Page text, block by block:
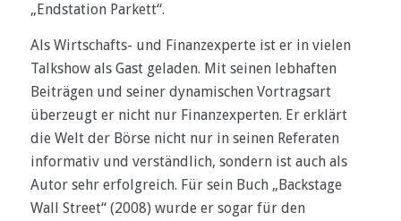
„Endstation Parkett“.
Als Wirtschafts- und Finanzexperte ist er in vielen
Talkshow als Gast geladen. Mit seinen lebhaften
Beiträgen und seiner dynamischen Vortragsart
überzeugt er nicht nur Finanzexperten. Er erklärt
die Welt der Börse nicht nur in seinen Referaten
informativ und verständlich, sondern ist auch als
Autor sehr erfolgreich. Für sein Buch „Backstage
Wall Street“ (2008) wurde er sogar für den